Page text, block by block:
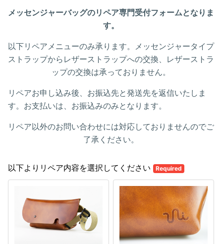
メッセンジャーバッグのリペア専門受付フォームとなりま
す。
以下リペアメニューのみ承ります。メッセンジャータイプ
ストラップからレザーストラップへの交換、レザーストラ
ップの交換は承っておりません。
リペアお申し込み後、お振込先と発送先を返信いたしま
す。お支払いは、お振込みのみとなります。
リペア以外のお問い合わせには対応しておりませんのでご
了承ください。
以下よりリペア内容を選択してください Required